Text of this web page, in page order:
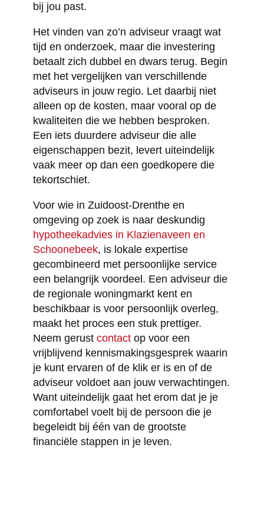
bij jou past.
Het vinden van zo’n adviseur vraagt wat
tijd en onderzoek, maar die investering
betaalt zich dubbel en dwars terug. Begin
met het vergelijken van verschillende
adviseurs in jouw regio. Let daarbij niet
alleen op de kosten, maar vooral op de
kwaliteiten die we hebben besproken.
Een iets duurdere adviseur die alle
eigenschappen bezit, levert uiteindelijk
vaak meer op dan een goedkopere die
tekortschiet.
Voor wie in Zuidoost-Drenthe en
omgeving op zoek is naar deskundig
hypotheekadvies in Klazienaveen en
Schoonebeek, is lokale expertise
gecombineerd met persoonlijke service
een belangrijk voordeel. Een adviseur die
de regionale woningmarkt kent en
beschikbaar is voor persoonlijk overleg,
maakt het proces een stuk prettiger.
Neem gerust contactop voor een
vrijblijvend kennismakingsgesprek waarin
je kunt ervaren of de klik er is en of de
adviseur voldoet aan jouw verwachtingen.
Want uiteindelijk gaat het erom dat je je
comfortabel voelt bij de persoon die je
begeleidt bij één van de grootste
financiële stappen in je leven.